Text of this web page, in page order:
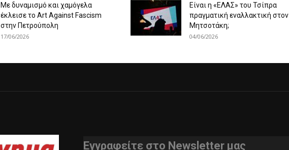
Με δυναμισμό και χαμόγελα
έκλεισε το Art Against Fascism
στην Πετρούπολη
17/06/2026
Είναι η «ΕΛΑΣ» του Τσίπρα
πραγματική εναλλακτική στον
Μητσοτάκη;
04/06/2026
Εγγραφείτε στο Newsletter μας